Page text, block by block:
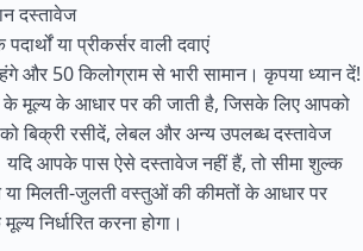
दस्तावेज
या प्रीकर्सर वाली दवाएं
और 50 किलोग्राम से भारी सामान। कृपया ध्यान दें!
के मूल्य के आधार पर की जाती है, जिसके लिए आपको
बिक्री रसीदें, लेबल और अन्य उपलब्ध दस्तावेज
आपके पास ऐसे दस्तावेज नहीं हैं, तो सीमा शुल्क
या मिलती-जुलती वस्तुओं की कीमतों के आधार पर
निर्धारित करना होगा।